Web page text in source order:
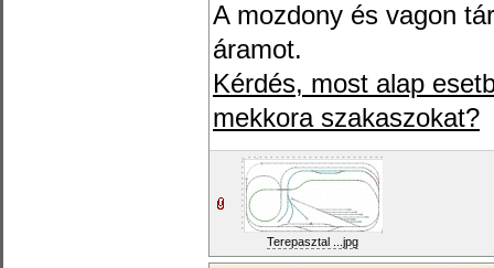
A mozdony és vagon
áramot.
Kérdés, most alap
mekkora szakaszokat?
Terepasztal ...jpg